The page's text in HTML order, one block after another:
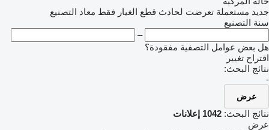
جديد مستعملة تعرضت لحادث قطع الغيار فقط معاد التصنيع
سنة التصنيع
–
هل بعض عوامل التصفية مفقودة؟
اقتراح تغيير
نتائج البحث:
-
عرض
نتائج البحث: 1042 إعلانات
عرض